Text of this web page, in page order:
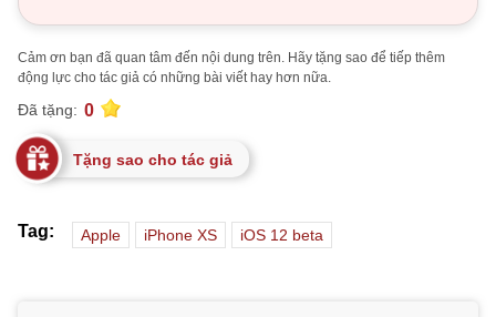
Cảm ơn bạn đã quan tâm đến nội dung trên. Hãy tặng sao để tiếp thêm
động lực cho tác giả có những bài viết hay hơn nữa.
Đã tặng: 0
Tặng sao cho tác giả
Tag: Apple iPhone XS iOS 12 beta